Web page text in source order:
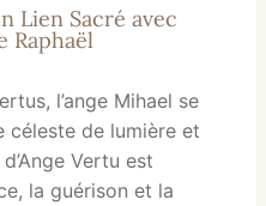
Lien Sacré avec
Raphaël
l’ange Mihael se
céleste de lumière et
Vertu est
la guérison et la